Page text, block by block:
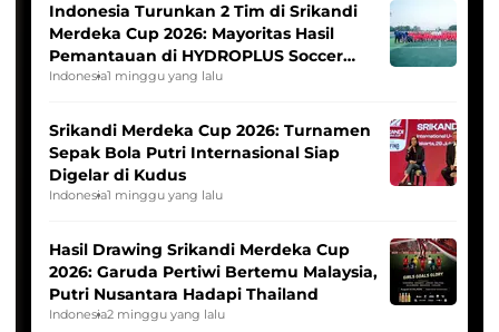
Indonesia Turunkan 2 Tim di Srikandi
Merdeka Cup 2026: Mayoritas Hasil
Pemantauan di HYDROPLUS Soccer
League
Indonesia1 minggu yang lalu
Srikandi Merdeka Cup 2026: Turnamen
Sepak Bola Putri Internasional Siap
Digelar di Kudus
Indonesia1 minggu yang lalu
Hasil Drawing Srikandi Merdeka Cup
2026: Garuda Pertiwi Bertemu Malaysia,
Putri Nusantara Hadapi Thailand
Indonesia2 minggu yang lalu